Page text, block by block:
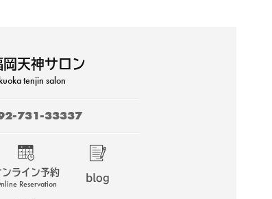
岡天神サロン
tenjin salon
731-33337
ンライン予約
Reservation
blog